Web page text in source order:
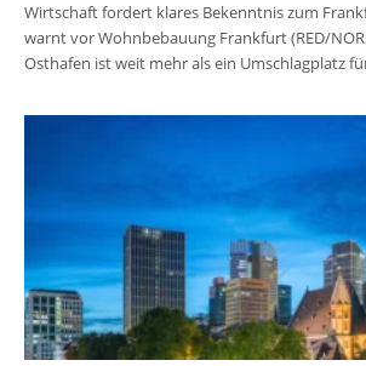
Wirtschaft fordert klares Bekenntnis zum
warnt vor Wohnbebauung Frankfurt (RED/
Osthafen ist weit mehr als ein Umschlagplatz